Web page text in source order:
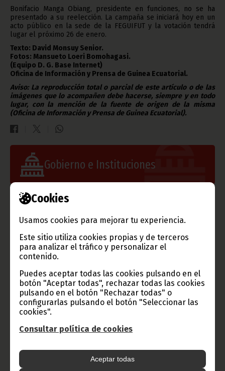
Cookies
Usamos cookies para mejorar tu experiencia.
Este sitio utiliza cookies propias y de terceros
para analizar el tráfico y personalizar el
contenido.
Puedes aceptar todas las cookies pulsando en el
botón "Aceptar todas", rechazar todas las cookies
pulsando en el botón "Rechazar todas" o
configurarlas pulsando el botón "Seleccionar las
cookies".
Consultar política de cookies
Aceptar todas
Bonifacio Manga Obiang, presidente en funciones, no se ha
presentado a su reelección. La campaña se iniciará hoy en un
acto público en la sede de la FEGUIFUT y la votación tendrá
lugar el próximo 26 de enero.
Texto: David Monsuy Senior.
Fotos: Mansueto Loeri Bomohagasi.
(Equipo D. G. Base Internet)
Oficina de Información y Prensa de Guinea Ecuatorial.
Aviso: La reproducción total o parcial de este artículo o de las
imágenes que lo acompañen debe hacerse, siempre y en todo
lugar, con la mención de la fuente de origen de la misma
(Oficina de Información y Prensa de Guinea Ecuatorial).
Gobierno e Instituciones
Información de Guinea Ecuatorial
Radio Nacional de Guinea
Ecuatorial